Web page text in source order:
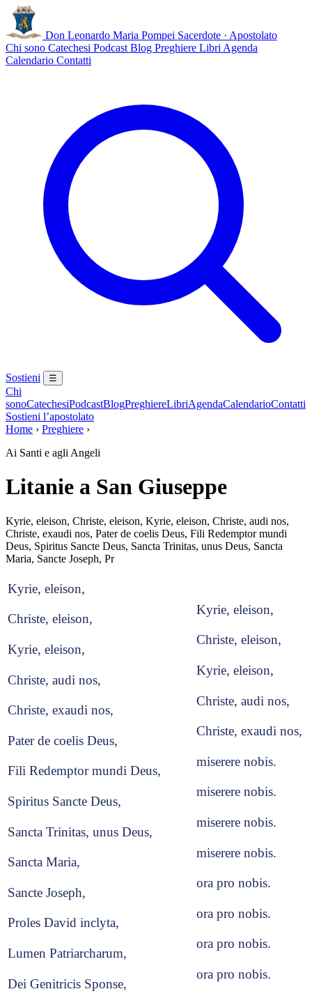
Don Leonardo Maria Pompei Sacerdote · Apostolato
Chi sono Catechesi Podcast Blog Preghiere Libri Agenda
Calendario Contatti
Sostieni ☰
Chi
sonoCatechesiPodcastBlogPreghiereLibriAgendaCalendarioContatti
Sostieni l’apostolato
Home › Preghiere ›
Ai Santi e agli Angeli
Litanie a San Giuseppe
Kyrie, eleison, Christe, eleison, Kyrie, eleison, Christe, audi nos,
Christe, exaudi nos, Pater de coelis Deus, Fili Redemptor mundi
Deus, Spiritus Sancte Deus, Sancta Trinitas, unus Deus, Sancta
Maria, Sancte Joseph, Pr
Kyrie, eleison,
Christe, eleison,
Kyrie, eleison,
Christe, audi nos,
Christe, exaudi nos,
Pater de coelis Deus,
Fili Redemptor mundi Deus,
Spiritus Sancte Deus,
Sancta Trinitas, unus Deus,
Sancta Maria,
Sancte Joseph,
Proles David inclyta,
Lumen Patriarcharum,
Dei Genitricis Sponse,
Kyrie, eleison,
Christe, eleison,
Kyrie, eleison,
Christe, audi nos,
Christe, exaudi nos,
miserere nobis.
miserere nobis.
miserere nobis.
miserere nobis.
ora pro nobis.
ora pro nobis.
ora pro nobis.
ora pro nobis.